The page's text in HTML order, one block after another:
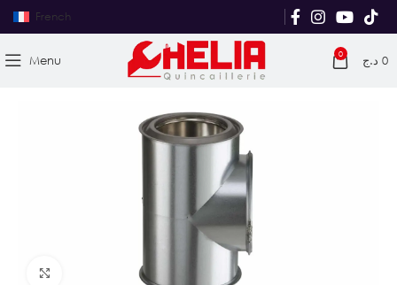
French
Menu 0 0 د.ج